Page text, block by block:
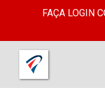
FAÇA LOGIN